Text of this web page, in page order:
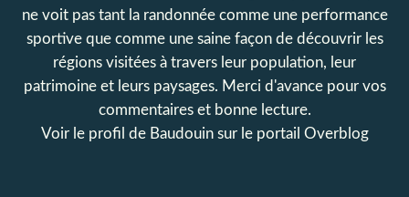
ne voit pas tant la randonnée comme une performance
sportive que comme une saine façon de découvrir les
régions visitées à travers leur population, leur
patrimoine et leurs paysages. Merci d'avance pour vos
commentaires et bonne lecture.
Voir le profil de Baudouinsur le portail Overblog